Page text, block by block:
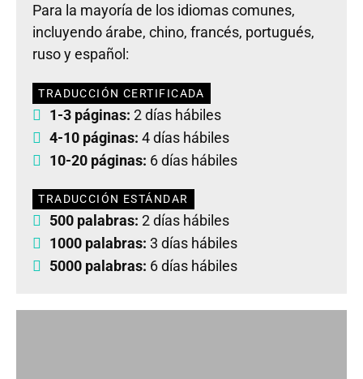
Para la mayoría de los idiomas comunes,
incluyendo árabe, chino, francés, portugués,
ruso y español:
TRADUCCIÓN CERTIFICADA
1-3 páginas: 2 días hábiles
4-10 páginas: 4 días hábiles
10-20 páginas: 6 días hábiles
TRADUCCIÓN ESTÁNDAR
500 palabras: 2 días hábiles
1000 palabras: 3 días hábiles
5000 palabras: 6 días hábiles